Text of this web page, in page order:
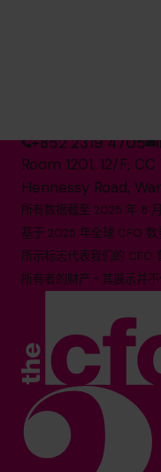
+852 2319 4705
Room 1201, 12/F,
Hennessy Road,
所有数据截至 2025 年 8
基于 2025 年全球 CFO
所示标志代表我们的 CFO
所有者的财产。其展示并